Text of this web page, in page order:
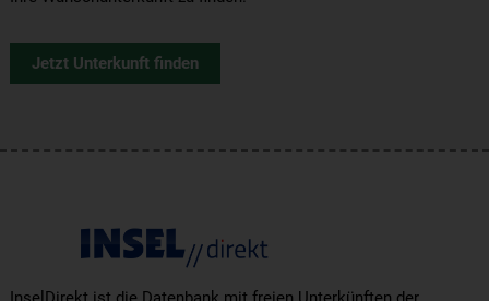
Jetzt Unterkunft finden